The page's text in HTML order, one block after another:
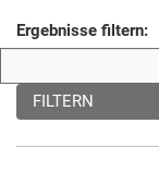
Ergebnisse filtern:
FILTERN